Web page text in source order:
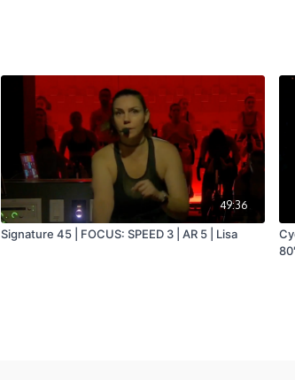
49:36
Signature 45 | FOCUS: SPEED 3 | AR 5 | Lisa